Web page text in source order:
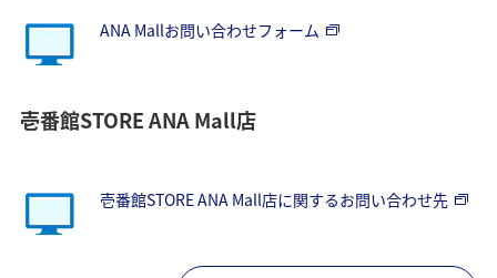
ANA Mallお問い合わせフォーム
壱番館STORE ANA Mall店
壱番館STORE ANA Mall店に関するお問い合わせ先